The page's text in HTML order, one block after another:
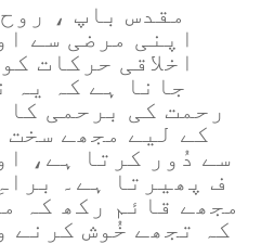
مقدس باپ ،
اپنی مرضی سے
اخلاقی حرکات
جانا ہے کہ یہ
رحمت کی برحمی
کے لیے مجھے سخت
سے دُور کرتا ہے،
ف پھیرتا ہے۔
مجھے قائم رکھ کہ
کہ تجھے خُوش کرنے